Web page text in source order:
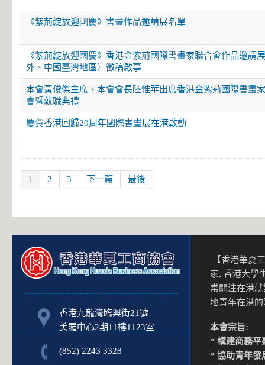
《紫荊綻放迎國慶》書畫作品邀請展名單
《紫荊綻放迎國慶》香港金紫荊國際書畫家聯合會作品邀請
外、中國臺灣地區）徵稿啟事
本會黃俊傑主席、本會會長陸惟華出席香港金紫荊國際書畫
會暨就職典禮
慶賀香港回歸20周年國際書畫展在港啟動
1 2 3 下一篇 最後
香港九龍灣臨興街21號
美羅中心2期11樓1123室
(852) 2243 3328
【香港華夏
家, 香港大學
常關注在港
地青年在港
本會宗旨:
* 構建商務平
* 協助青年發